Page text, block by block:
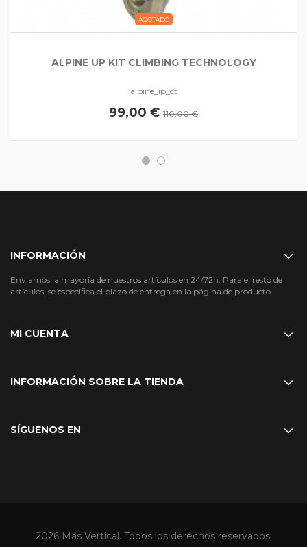
AGOTADO
ALPINE UP KIT CLIMBING TECHNOLOGY
alpine_ip_ct
99,00 € 110,00 €
INFORMACIÓN
Enviamos la mayoría de nuestros artículos en 24/72h. Para el resto de
artículos, se especifica el plazo de entrega en la página de producto.
MI CUENTA
INFORMACIÓN SOBRE LA TIENDA
SÍGUENOS EN
2026 Más Vertical. Todos los derechos reservados.